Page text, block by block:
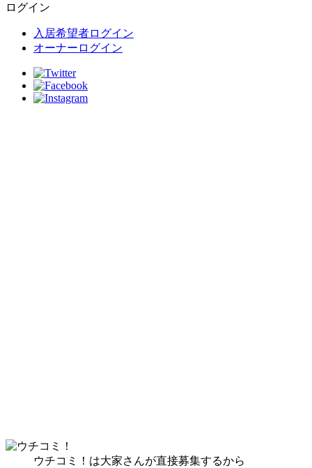
ログイン
入居希望者ログイン
オーナーログイン
ウチコミ！は大家さんが直接募集するから